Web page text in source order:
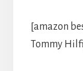
[amazon
Tommy